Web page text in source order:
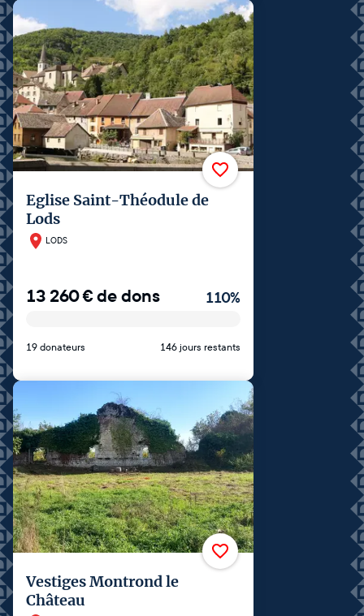
Eglise Saint-Théodule de
Lods
LODS
13 260€de dons 110%
19 donateurs 146 jours restants
Vestiges Montrond le
Château